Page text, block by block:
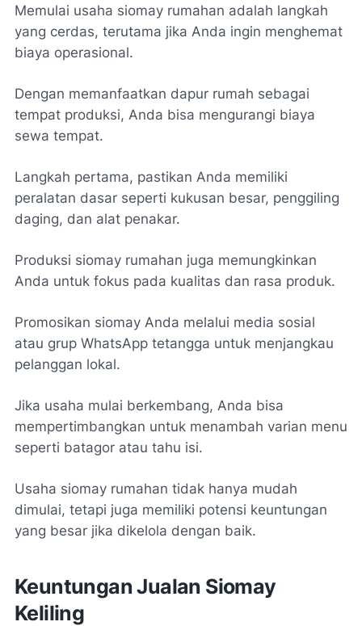
Memulai usaha siomay rumahan adalah langkah
yang cerdas, terutama jika Anda ingin menghemat
biaya operasional.
Dengan memanfaatkan dapur rumah sebagai
tempat produksi, Anda bisa mengurangi biaya
sewa tempat.
Langkah pertama, pastikan Anda memiliki
peralatan dasar seperti kukusan besar, penggiling
daging, dan alat penakar.
Produksi siomay rumahan juga memungkinkan
Anda untuk fokus pada kualitas dan rasa produk.
Promosikan siomay Anda melalui media sosial
atau grup WhatsApp tetangga untuk menjangkau
pelanggan lokal.
Jika usaha mulai berkembang, Anda bisa
mempertimbangkan untuk menambah varian menu
seperti batagor atau tahu isi.
Usaha siomay rumahan tidak hanya mudah
dimulai, tetapi juga memiliki potensi keuntungan
yang besar jika dikelola dengan baik.
Keuntungan Jualan Siomay
Keliling